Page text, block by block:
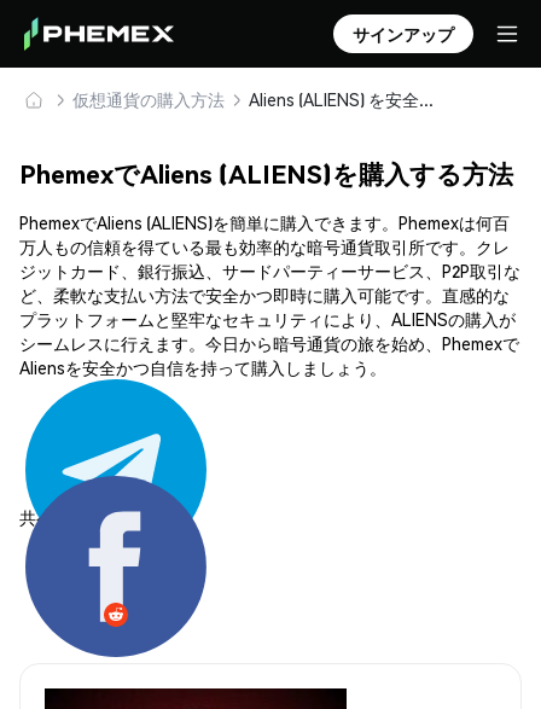
サインアップ
仮想通貨の購入方法 Aliens (ALIENS) を安全に購入・保管
PhemexでAliens (ALIENS)を購入する方法
PhemexでAliens (ALIENS)を簡単に購入できます。Phemexは何百
万人もの信頼を得ている最も効率的な暗号通貨取引所です。クレ
ジットカード、銀行振込、サードパーティーサービス、P2P取引な
ど、柔軟な支払い方法で安全かつ即時に購入可能です。直感的な
プラットフォームと堅牢なセキュリティにより、ALIENSの購入が
シームレスに行えます。今日から暗号通貨の旅を始め、Phemexで
Aliensを安全かつ自信を持って購入しましょう。
共有する: